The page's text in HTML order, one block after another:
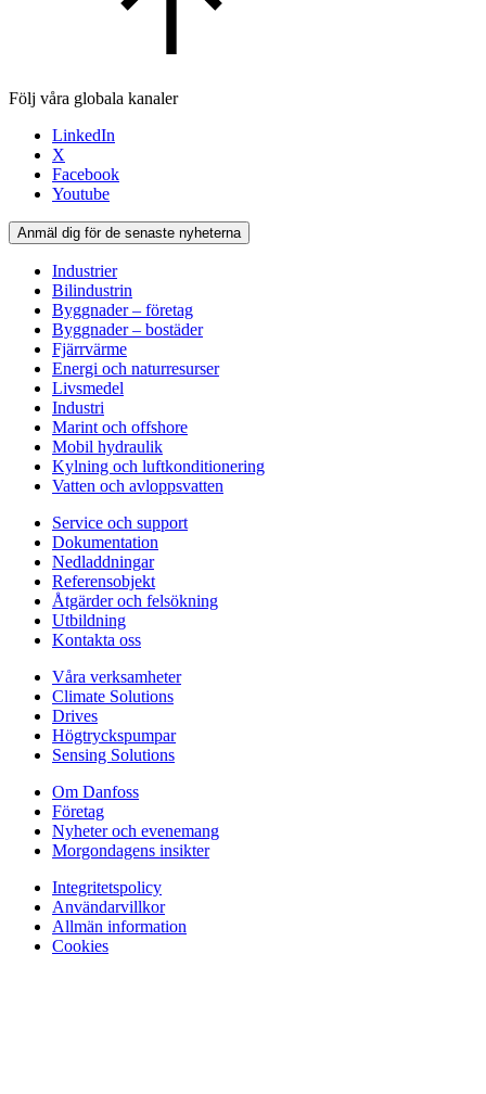
Följ våra globala kanaler
LinkedIn
X
Facebook
Youtube
Anmäl dig för de senaste nyheterna
Industrier
Bilindustrin
Byggnader – företag
Byggnader – bostäder
Fjärrvärme
Energi och naturresurser
Livsmedel
Industri
Marint och offshore
Mobil hydraulik
Kylning och luftkonditionering
Vatten och avloppsvatten
Service och support
Dokumentation
Nedladdningar
Referensobjekt
Åtgärder och felsökning
Utbildning
Kontakta oss
Våra verksamheter
Climate Solutions
Drives
Högtryckspumpar
Sensing Solutions
Om Danfoss
Företag
Nyheter och evenemang
Morgondagens insikter
Integritetspolicy
Användarvillkor
Allmän information
Cookies